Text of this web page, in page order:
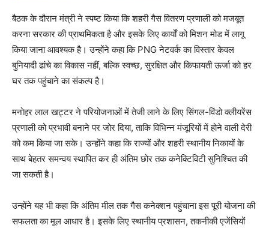
बैठक के दौरान मंत्री ने स्पष्ट किया कि शहरी गैस वितरण प्रणाली को मजबूत
करना सरकार की प्राथमिकता है और इसके लिए कार्यों को मिशन मोड में लागू
किया जाना आवश्यक है। उन्होंने कहा कि PNG नेटवर्क का विस्तार केवल
बुनियादी ढांचे का विकास नहीं, बल्कि स्वच्छ, सुरक्षित और किफायती ऊर्जा को हर
घर तक पहुंचाने का संकल्प है।
मनोहर लाल खट्टर ने परियोजनाओं में तेजी लाने के लिए सिंगल-विंडो क्लीयरेंस
प्रणाली को प्रभावी बनाने पर जोर दिया, ताकि विभिन्न मंजूरियों में होने वाली देरी
को कम किया जा सके। उन्होंने कहा कि राज्यों और शहरी स्थानीय निकायों के
साथ बेहतर समन्वय स्थापित कर ही अंतिम छोर तक कनेक्टिविटी सुनिश्चित की
जा सकती है।
उन्होंने यह भी कहा कि अंतिम मील तक गैस कनेक्शन पहुंचाना इस पूरी योजना की
सफलता का मूल आधार है। इसके लिए स्थानीय प्रशासन, तकनीकी एजेंसियों